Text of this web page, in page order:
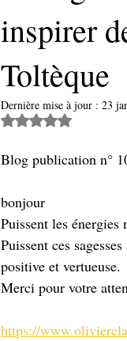
inspirer
Toltèque
Dernière mise à jour : 23
Noté NaN étoiles
Blog publication n°
bonjour
Puissent les
Puissent ces
positive et vertueuse.
Merci pour votre
https://